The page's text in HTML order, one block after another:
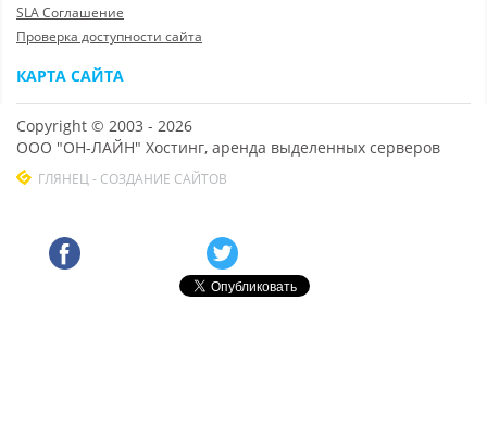
SLA Соглашение
Проверка доступности сайта
КАРТА САЙТА
Copyright © 2003 - 2026
ООО "ОН-ЛАЙН" Хостинг, аренда выделенных серверов
ГЛЯНЕЦ - СОЗДАНИЕ САЙТОВ